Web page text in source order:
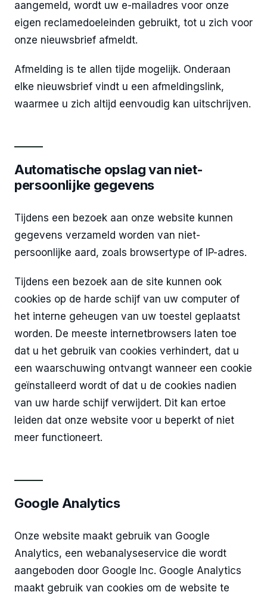
aangemeld, wordt uw e-mailadres voor onze
eigen reclamedoeleinden gebruikt, tot u zich voor
onze nieuwsbrief afmeldt.
Afmelding is te allen tijde mogelijk. Onderaan
elke nieuwsbrief vindt u een afmeldingslink,
waarmee u zich altijd eenvoudig kan uitschrijven.
Automatische opslag van niet-
persoonlijke gegevens
Tijdens een bezoek aan onze website kunnen
gegevens verzameld worden van niet-
persoonlijke aard, zoals browsertype of IP-adres.
Tijdens een bezoek aan de site kunnen ook
cookies op de harde schijf van uw computer of
het interne geheugen van uw toestel geplaatst
worden. De meeste internetbrowsers laten toe
dat u het gebruik van cookies verhindert, dat u
een waarschuwing ontvangt wanneer een cookie
geïnstalleerd wordt of dat u de cookies nadien
van uw harde schijf verwijdert. Dit kan ertoe
leiden dat onze website voor u beperkt of niet
meer functioneert.
Google Analytics
Onze website maakt gebruik van Google
Analytics, een webanalyseservice die wordt
aangeboden door Google Inc. Google Analytics
maakt gebruik van cookies om de website te